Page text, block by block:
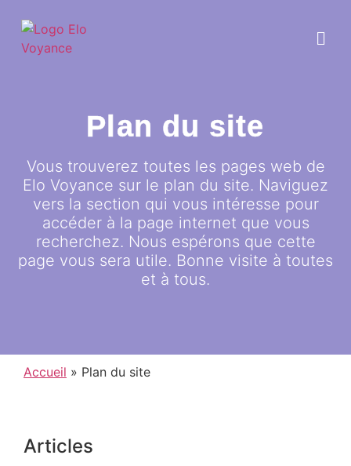
Plan du site
Vous trouverez toutes les pages web de
Elo Voyance sur le plan du site. Naviguez
vers la section qui vous intéresse pour
accéder à la page internet que vous
recherchez. Nous espérons que cette
page vous sera utile. Bonne visite à toutes
et à tous.
Accueil » Plan du site
Articles